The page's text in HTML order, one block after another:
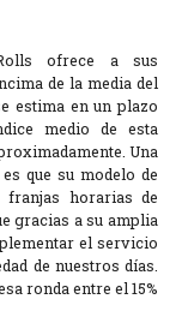
ofrece a sus
de la media del
estima en un plazo
medio de esta
Una
que su modelo de
franjas horarias de
gracias a su amplia
el servicio
de nuestros días.
ronda entre el 15%